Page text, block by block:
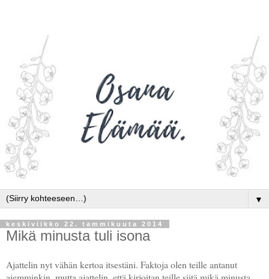
▼
keskiviikko 22. tammikuuta 2014
Mikä minusta tuli isona
Ajattelin nyt vähän kertoa itsestäni. Faktoja olen teille antanut